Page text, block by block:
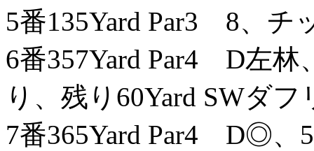
5番135Yard Par3 8、チ
6番357Yard Par4 D左林
り、残り60Yard SWダ
7番365Yard Par4 D◎、